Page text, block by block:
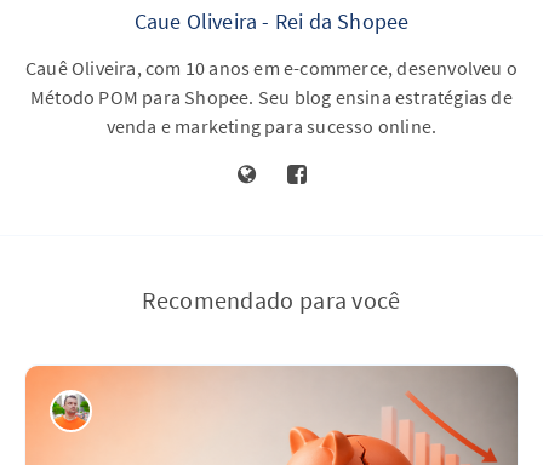
Caue Oliveira - Rei da Shopee
Cauê Oliveira, com 10 anos em e-commerce, desenvolveu o
Método POM para Shopee. Seu blog ensina estratégias de
venda e marketing para sucesso online.
Recomendado para você